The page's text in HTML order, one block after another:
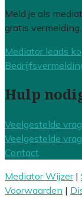
Meld je als
gratis vermelding.
Mediator leads
Hulp
Veelgestelde
Veelgestelde
Contact
Mediator Wijzer|
Voorwaarden |